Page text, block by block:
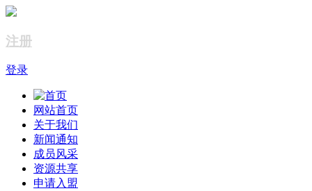
注册
登录
网站首页
关于我们
新闻通知
成员风采
资源共享
申请入盟